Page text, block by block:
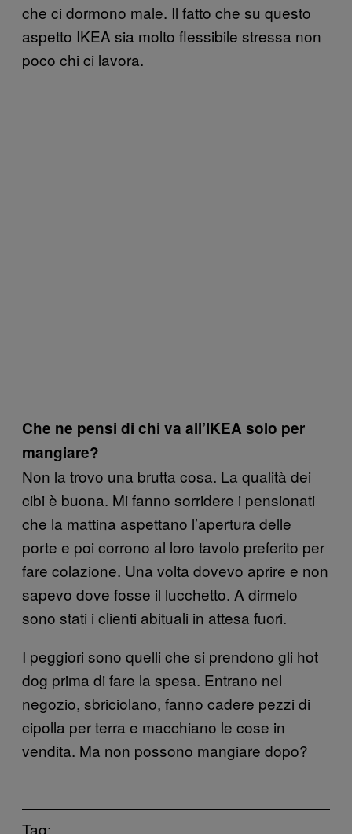
che ci dormono male. Il fatto che su questo
aspetto IKEA sia molto flessibile stressa non
poco chi ci lavora.
Che ne pensi di chi va all’IKEA solo per
mangiare?
Non la trovo una brutta cosa. La qualità dei
cibi è buona. Mi fanno sorridere i pensionati
che la mattina aspettano l’apertura delle
porte e poi corrono al loro tavolo preferito per
fare colazione. Una volta dovevo aprire e non
sapevo dove fosse il lucchetto. A dirmelo
sono stati i clienti abituali in attesa fuori.
I peggiori sono quelli che si prendono gli hot
dog prima di fare la spesa. Entrano nel
negozio, sbriciolano, fanno cadere pezzi di
cipolla per terra e macchiano le cose in
vendita. Ma non possono mangiare dopo?
Tag: